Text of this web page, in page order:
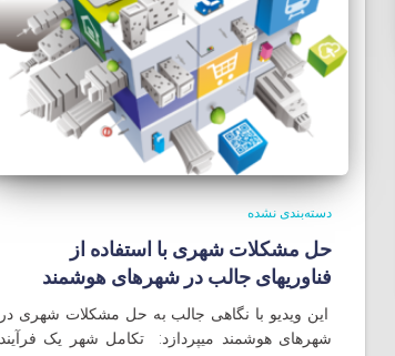
دسته‌بندی نشده
حل مشکلات شهری با استفاده از
فناوریهای جالب در شهرهای هوشمند
این ویدیو با نگاهی جالب به حل مشکلات شهری در
شهرهای هوشمند میپردازد: تکامل شهر یک فرآیند